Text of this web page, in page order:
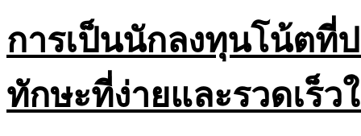
การเป็นนักลงทุนโน้ตที่
ทักษะที่ง่ายและรวดเร็ว